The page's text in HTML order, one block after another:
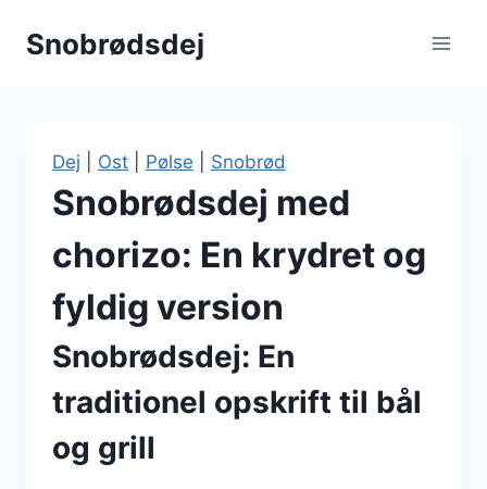
Snobrødsdej
Dej Ost Pølse Snobrød
Snobrødsdej med
chorizo: En krydret og
fyldig version
Snobrødsdej: En
traditionel opskrift til bål
og grill